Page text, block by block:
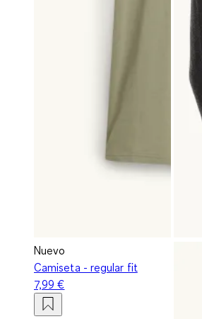
Nuevo
Camiseta - regular fit
7,99 €